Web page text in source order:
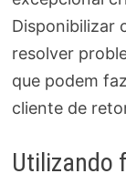
Disponibilizar
resolver
que podem
cliente de
Utilizando